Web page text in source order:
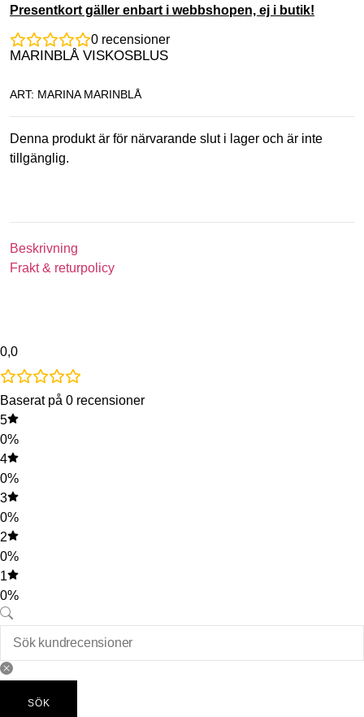
Presentkort gäller enbart i webbshopen, ej i butik!
0 recensioner
MARINBLÅ VISKOSBLUS
ART: MARINA MARINBLÅ
Denna produkt är för närvarande slut i lager och är inte
tillgänglig.
Beskrivning
Frakt & returpolicy
0,0
Baserat på 0 recensioner
5
0%
4
0%
3
0%
2
0%
1
0%
SÖK